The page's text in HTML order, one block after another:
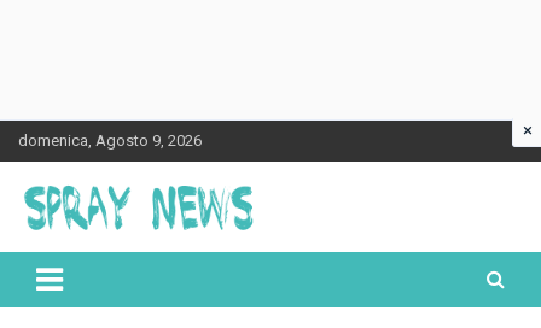
Skip
to
content
domenica, Agosto 9, 2026
Spraynews.it
×